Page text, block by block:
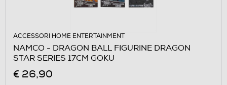
ACCESSORI HOME ENTERTAINMENT
NAMCO - DRAGON BALL FIGURINE DRAGON
STAR SERIES 17CM GOKU
€ 26,90